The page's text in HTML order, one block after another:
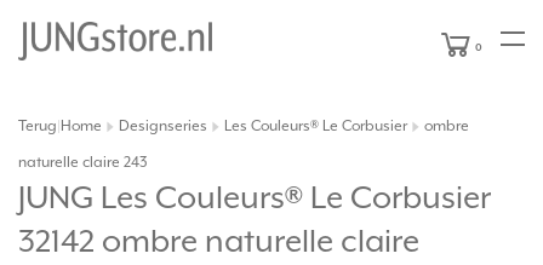
0
Terug Home Designseries Les Couleurs® Le Corbusier ombre
naturelle claire 243
JUNG Les Couleurs® Le Corbusier
32142 ombre naturelle claire